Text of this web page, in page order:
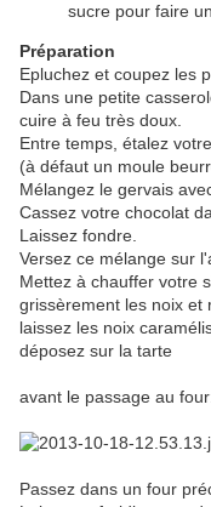
sucre pour faire
Préparation
Epluchez et coupez les
Dans une petite
cuire à feu très doux.
Entre temps, étalez
(à défaut un moule
Mélangez le gervais
Cassez votre chocolat
Laissez fondre.
Versez ce mélange sur
Mettez à chauffer votre
grissèrement les noix et
laissez les noix
déposez sur la tarte
avant le passage au
Passez dans un four